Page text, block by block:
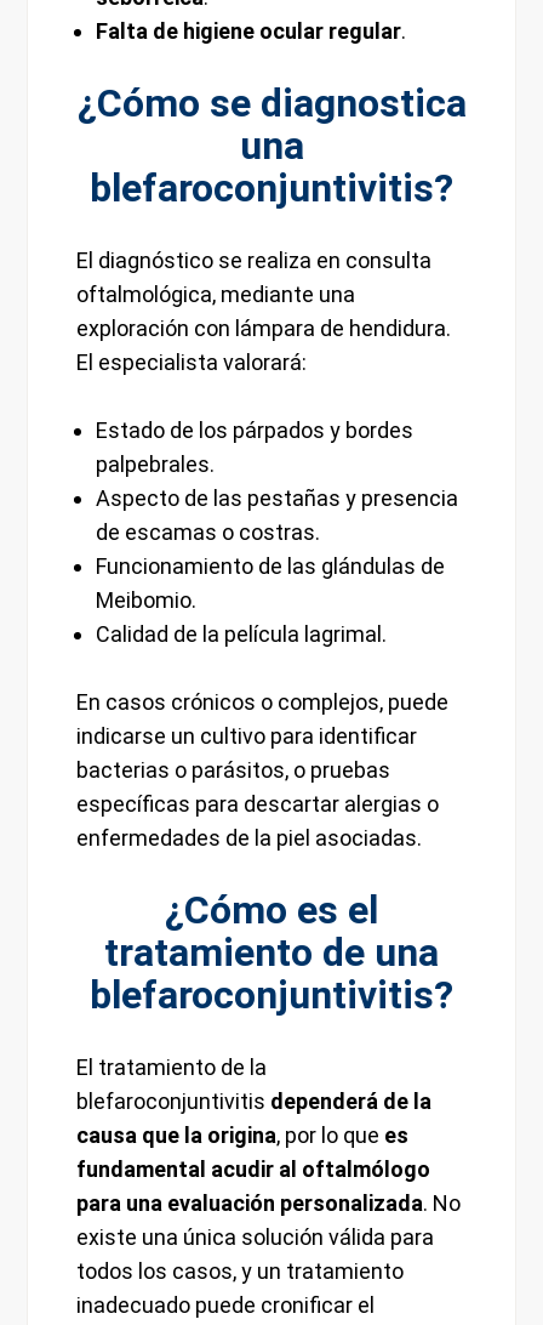
Falta de higiene ocular regular.
¿Cómo se diagnostica
una
blefaroconjuntivitis?
El diagnóstico se realiza en consulta
oftalmológica, mediante una
exploración con lámpara de hendidura.
El especialista valorará:
Estado de los párpados y bordes
palpebrales.
Aspecto de las pestañas y presencia
de escamas o costras.
Funcionamiento de las glándulas de
Meibomio.
Calidad de la película lagrimal.
En casos crónicos o complejos, puede
indicarse un cultivo para identificar
bacterias o parásitos, o pruebas
específicas para descartar alergias o
enfermedades de la piel asociadas.
¿Cómo es el
tratamiento de una
blefaroconjuntivitis?
El tratamiento de la
blefaroconjuntivitis dependerá de la
causa que la origina, por lo que es
fundamental acudir al oftalmólogo
para una evaluación personalizada. No
existe una única solución válida para
todos los casos, y un tratamiento
inadecuado puede cronificar el